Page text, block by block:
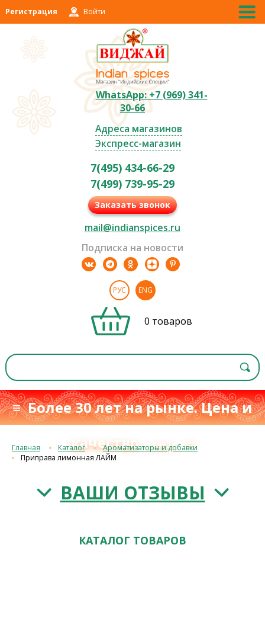
Регистрация Войти
WhatsApp: +7 (969) 341-
30-66
Адреса магазинов
Экспресс-магазин
7(495) 434-66-29
7(499) 739-95-29
Заказать звонок
mail@indianspices.ru
Подписка на новости
РУС ENG
0 товаров
≡ Более 30 лет на рынке. Цена и
качествос 1993 г.≡
Главная Каталог
Ароматизаторы и добавки
Приправа лимонная ЛАЙМ
ВАШИ ОТЗЫВЫ
КАТАЛОГ ТОВАРОВ